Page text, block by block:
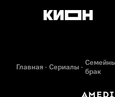
Главная Сериалы брак